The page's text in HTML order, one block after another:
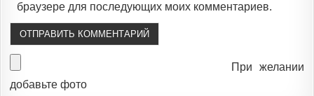
браузере для последующих моих комментариев.
При желании
добавьте фото